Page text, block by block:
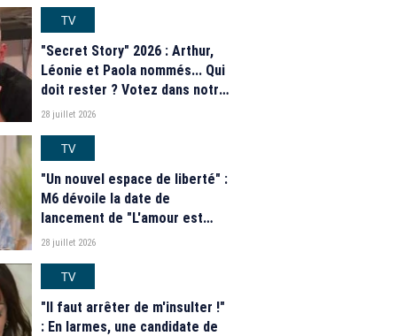
TV
"Secret Story" 2026 : Arthur,
Léonie et Paola nommés... Qui
doit rester ? Votez dans notre
sondage
28 juillet 2026
TV
"Un nouvel espace de liberté" :
M6 dévoile la date de
lancement de "L'amour est
dans le pré" 2026 et une
Le Marchand
28 juillet 2026
TV
"Il faut arrêter de m'insulter !"
: En larmes, une candidate de